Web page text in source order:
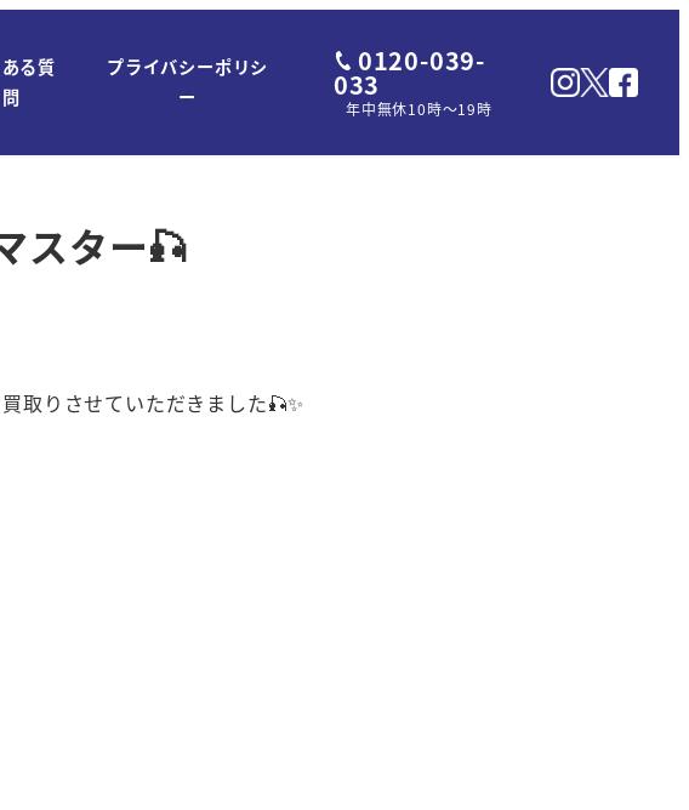
る質
問
プライバシーポリシ
ー
0120-039-
033
年中無休10時～19時
スター🎣
取りさせていただきました🎣✨